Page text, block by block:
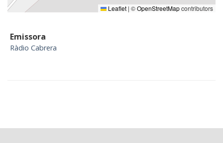
Leaflet | ©OpenStreetMapcontributors
Emissora
Ràdio Cabrera